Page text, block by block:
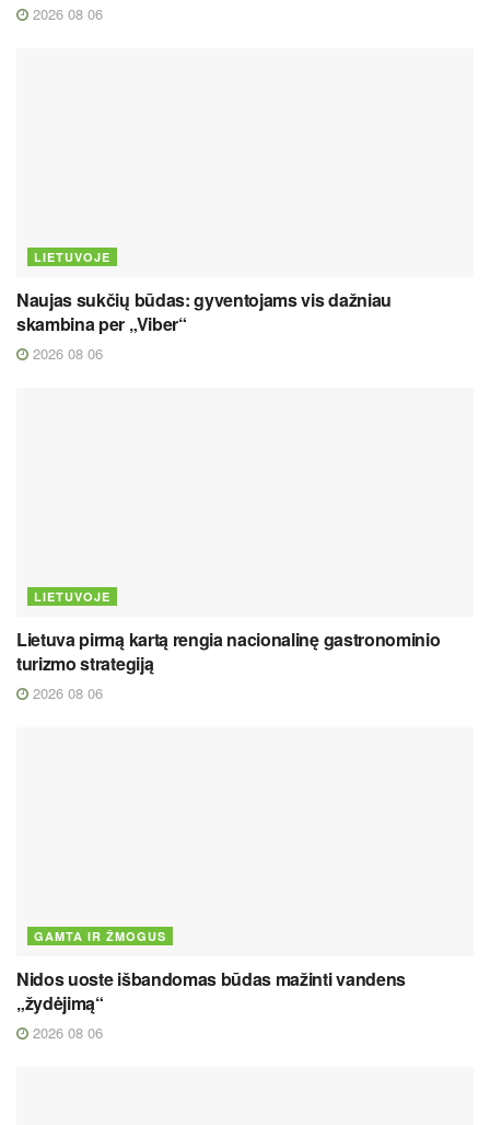
2026 08 06
LIETUVOJE
Naujas sukčių būdas: gyventojams vis dažniau
skambina per „Viber“
2026 08 06
LIETUVOJE
Lietuva pirmą kartą rengia nacionalinę gastronominio
turizmo strategiją
2026 08 06
GAMTA IR ŽMOGUS
Nidos uoste išbandomas būdas mažinti vandens
„žydėjimą“
2026 08 06